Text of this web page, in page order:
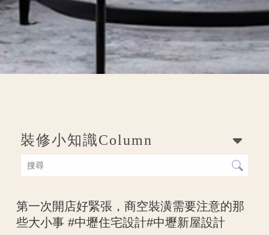
裝修小知識Column
第一次開店好緊張，商空裝潢需要注意的那
些大小事 #中壢住宅設計#中壢新屋設計